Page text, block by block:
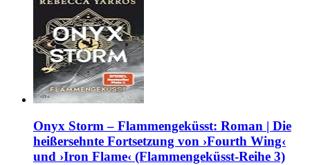
Onyx Storm – Flammengeküsst: Roman | Die
heißersehnte Fortsetzung von ›Fourth Wing‹
und ›Iron Flame‹ (Flammengeküsst-Reihe 3)